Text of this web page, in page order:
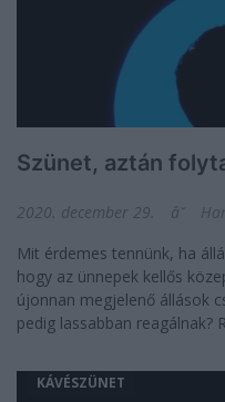
Szünet, aztán
2020. december 29.
Mit érdemes tennünk, ha
hogy az ünnepek kellős
újonnan megjelenő állások
KÁVÉSZÜNET